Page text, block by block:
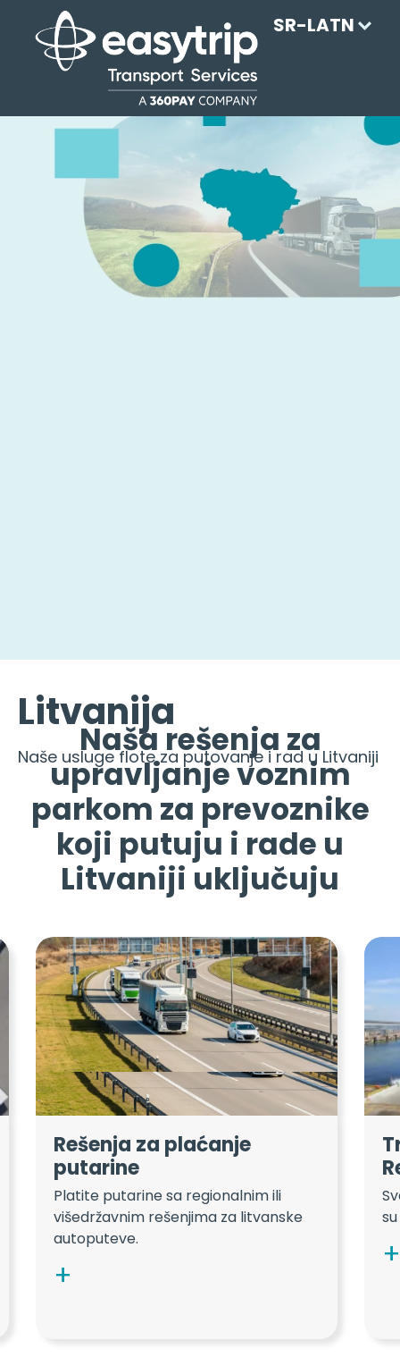
SR-LATN
Litvanija
Naše usluge flote za putovanje i rad u Litvaniji
Naša rešenja za
upravljanje voznim
parkom za prevoznike
koji putuju i rade u
Litvaniji uključuju
Rešenja za plaćanje
putarine
Platite putarine sa regionalnim ili
višedržavnim rešenjima za litvanske
autoputeve.